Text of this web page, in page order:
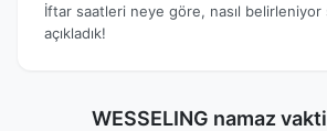
İftar saatleri neye göre, nasıl belirleniyor
açıkladık!
WESSELING namaz